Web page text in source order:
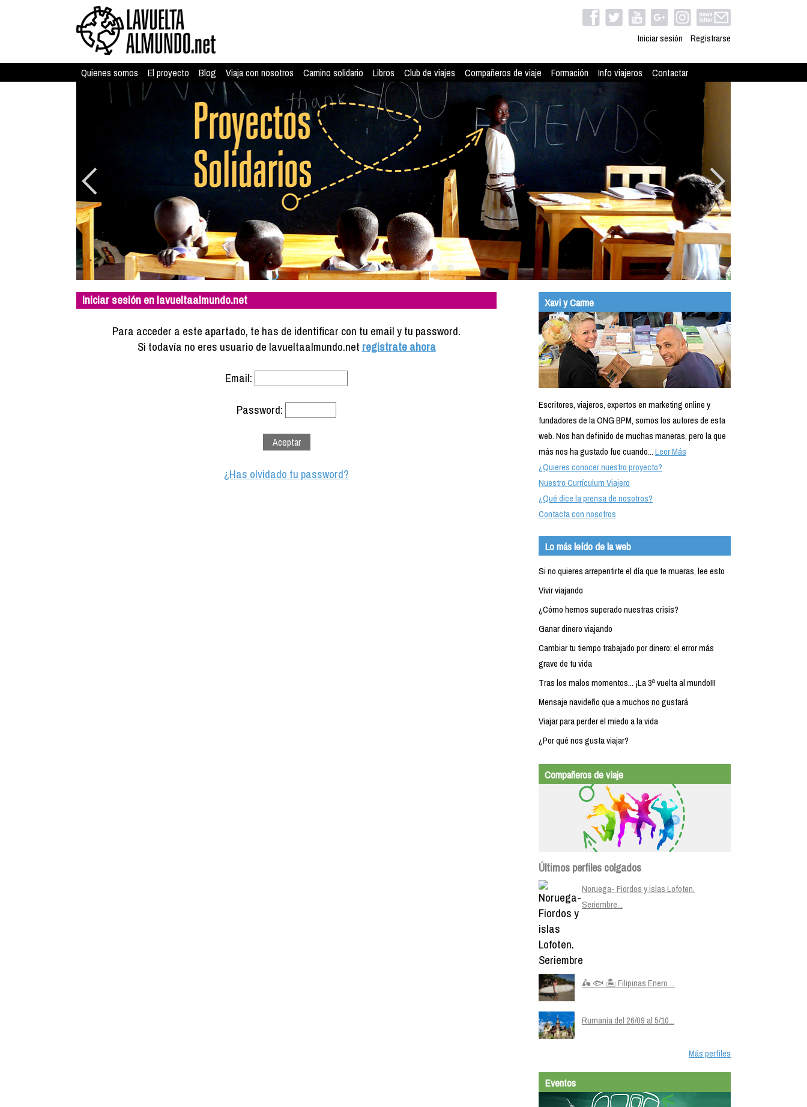
Iniciar sesión Registrarse
Quienes somos El proyecto Blog Viaja con nosotros Camino solidario Libros Club de viajes Compañeros de viaje Formación Info viajeros Contactar
Iniciar sesión en lavueltaalmundo.net
Para acceder a este apartado, te has de identificar con tu email y tu password.
Si todavía no eres usuario de lavueltaalmundo.net registrate ahora
Email:
Password:
¿Has olvidado tu password?
Xavi y Carme
Escritores, viajeros, expertos en marketing online y
fundadores de la ONG BPM, somos los autores de esta
web. Nos han definido de muchas maneras, pero la que
más nos ha gustado fue cuando...Leer Más
¿Quieres conocer nuestro proyecto?
Nuestro Currículum Viajero
¿Qué dice la prensa de nosotros?
Contacta con nosotros
Lo más leído de la web
Si no quieres arrepentirte el día que te mueras, lee esto
Vivir viajando
¿Cómo hemos superado nuestras crisis?
Ganar dinero viajando
Cambiar tu tiempo trabajado por dinero: el error más
grave de tu vida
Tras los malos momentos... ¡La 3ª vuelta al mundo!!!
Mensaje navideño que a muchos no gustará
Viajar para perder el miedo a la vida
¿Por qué nos gusta viajar?
Compañeros de viaje
Últimos perfiles colgados
Noruega- Fiordos y islas Lofoten.
Seriembre...
🛵 🐟 🏝️ Filipinas Enero ...
Rumanía del 26/09 al 5/10...
Más perfiles
Eventos